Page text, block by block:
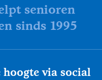
senioren
sinds 1995
via social